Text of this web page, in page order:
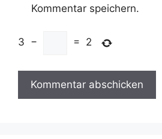
Kommentar speichern.
3 − = 2